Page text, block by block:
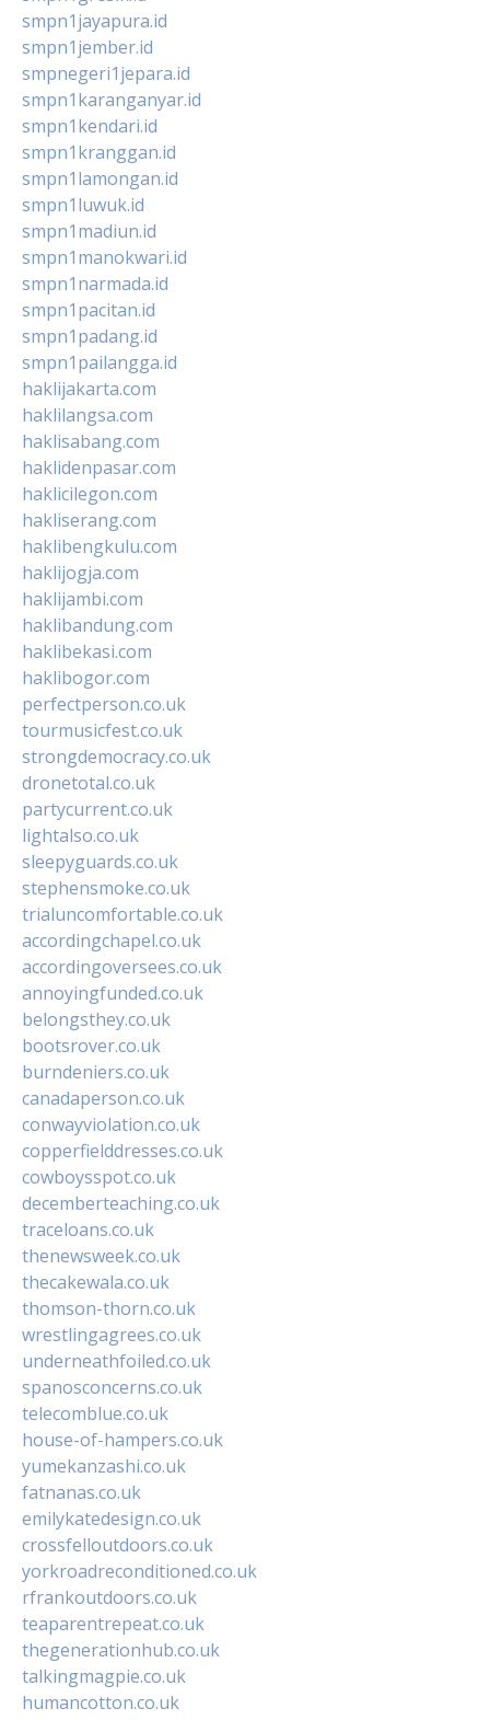
smpn1jayapura.id
smpn1jember.id
smpnegeri1jepara.id
smpn1karanganyar.id
smpn1kendari.id
smpn1kranggan.id
smpn1lamongan.id
smpn1luwuk.id
smpn1madiun.id
smpn1manokwari.id
smpn1narmada.id
smpn1pacitan.id
smpn1padang.id
smpn1pailangga.id
haklijakarta.com
haklilangsa.com
haklisabang.com
haklidenpasar.com
haklicilegon.com
hakliserang.com
haklibengkulu.com
haklijogja.com
haklijambi.com
haklibandung.com
haklibekasi.com
haklibogor.com
perfectperson.co.uk
tourmusicfest.co.uk
strongdemocracy.co.uk
dronetotal.co.uk
partycurrent.co.uk
lightalso.co.uk
sleepyguards.co.uk
stephensmoke.co.uk
trialuncomfortable.co.uk
accordingchapel.co.uk
accordingoversees.co.uk
annoyingfunded.co.uk
belongsthey.co.uk
bootsrover.co.uk
burndeniers.co.uk
canadaperson.co.uk
conwayviolation.co.uk
copperfielddresses.co.uk
cowboysspot.co.uk
decemberteaching.co.uk
traceloans.co.uk
thenewsweek.co.uk
thecakewala.co.uk
thomson-thorn.co.uk
wrestlingagrees.co.uk
underneathfoiled.co.uk
spanosconcerns.co.uk
telecomblue.co.uk
house-of-hampers.co.uk
yumekanzashi.co.uk
fatnanas.co.uk
emilykatedesign.co.uk
crossfelloutdoors.co.uk
yorkroadreconditioned.co.uk
rfrankoutdoors.co.uk
teaparentrepeat.co.uk
thegenerationhub.co.uk
talkingmagpie.co.uk
humancotton.co.uk